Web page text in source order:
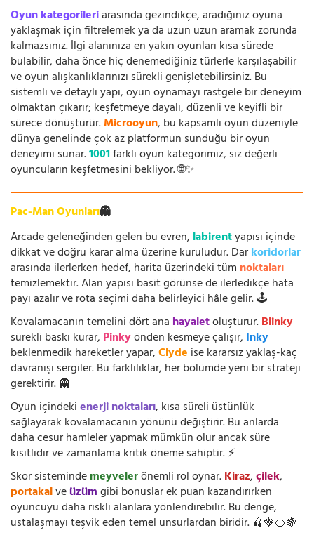
Oyun kategorileriarasında gezindikçe, aradığınız oyuna
yaklaşmak için filtrelemek ya da uzun uzun aramak zorunda
kalmazsınız. İlgi alanınıza en yakın oyunları kısa sürede
bulabilir, daha önce hiç denemediğiniz türlerle karşılaşabilir
ve oyun alışkanlıklarınızı sürekli genişletebilirsiniz. Bu
sistemli ve detaylı yapı, oyun oynamayı rastgele bir deneyim
olmaktan çıkarır; keşfetmeye dayalı, düzenli ve keyifli bir
sürece dönüştürür.Microoyun, bu kapsamlı oyun düzeniyle
dünya genelinde çok az platformun sunduğu bir oyun
deneyimi sunar.1001farklı oyun kategorimiz, siz değerli
oyuncuların keşfetmesini bekliyor. 🌐✨
Pac-Man Oyunları👻
Arcade geleneğinden gelen bu evren, labirentyapısı içinde
dikkat ve doğru karar alma üzerine kuruludur. Darkoridorlar
arasında ilerlerken hedef, harita üzerindeki tüm noktaları
temizlemektir. Alan yapısı basit görünse de ilerledikçe hata
payı azalır ve rota seçimi daha belirleyici hâle gelir. 🕹️
Kovalamacanın temelini dört ana hayaletoluşturur.Blinky
sürekli baskı kurar, Pinkyönden kesmeye çalışır, Inky
beklenmedik hareketler yapar,Clyde ise kararsız yaklaş-kaç
davranışı sergiler. Bu farklılıklar, her bölümde yeni bir strateji
gerektirir. 👻
Oyun içindekienerji noktaları, kısa süreli üstünlük
sağlayarak kovalamacanın yönünü değiştirir. Bu anlarda
daha cesur hamleler yapmak mümkün olur ancak süre
kısıtlıdır ve zamanlama kritik öneme sahiptir. ⚡
Skor sistemindemeyvelerönemli rol oynar.Kiraz,çilek,
portakalveüzümgibi bonuslar ek puan kazandırırken
oyuncuyu daha riskli alanlara yönlendirebilir. Bu denge,
ustalaşmayı teşvik eden temel unsurlardan biridir. 🍒🍓🍊🍇